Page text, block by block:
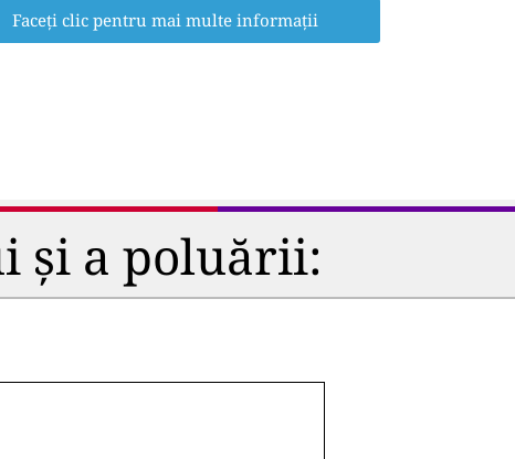
Faceți clic pentru mai multe informații
și a poluării: